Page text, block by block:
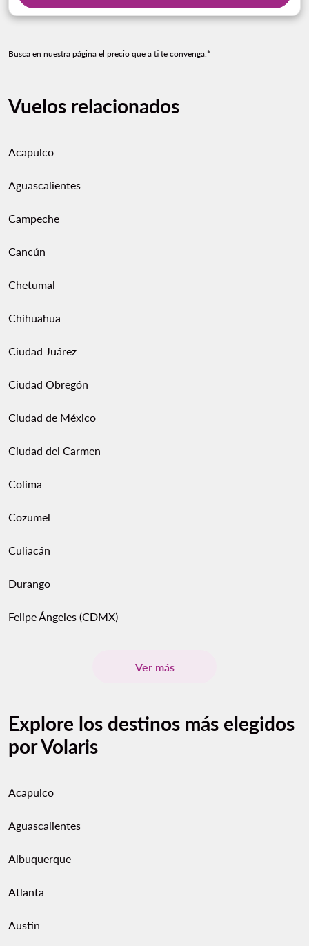
Busca en nuestra página el precio que a ti te convenga.*
Vuelos relacionados
Acapulco
Aguascalientes
Campeche
Cancún
Chetumal
Chihuahua
Ciudad Juárez
Ciudad Obregón
Ciudad de México
Ciudad del Carmen
Colima
Cozumel
Culiacán
Durango
Felipe Ángeles (CDMX)
Ver más
Explore los destinos más elegidos
por Volaris
Acapulco
Aguascalientes
Albuquerque
Atlanta
Austin